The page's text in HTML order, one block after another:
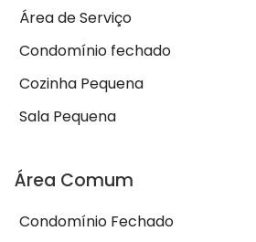
Área de Serviço
Condomínio fechado
Cozinha Pequena
Sala Pequena
Área Comum
Condomínio Fechado